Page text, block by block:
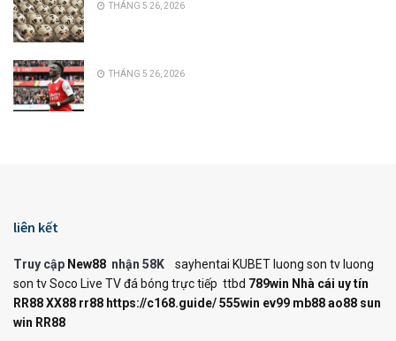
THÁNG 5 26, 2026
THÁNG 5 26, 2026
liên kết
Truy cập New88 nhận 58K sayhentai KUBET luong son tv luong
son tvSoco Live TVđá bóng trực tiếp ttbd 789win Nhà cái uy tín
RR88XX88 rr88 https://c168.guide/555win ev99 mb88ao88 sun
win RR88